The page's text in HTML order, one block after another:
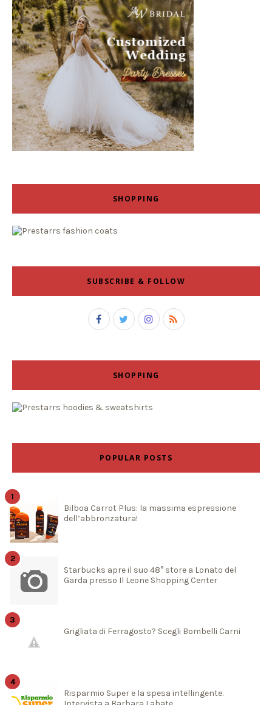
SHOPPING
SUBSCRIBE & FOLLOW
SHOPPING
POPULAR POSTS
Bilboa Carrot Plus: la massima espressione
dell’abbronzatura!
Starbucks apre il suo 48° store a Lonato del
Garda presso Il Leone Shopping Center
Grigliata di Ferragosto? Scegli Bombelli Carni
Risparmio Super e la spesa intellingente.